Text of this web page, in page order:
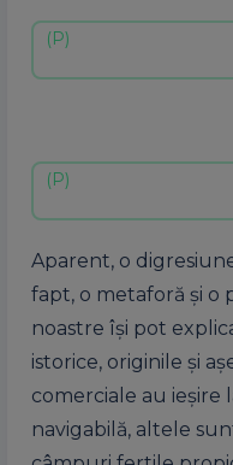
Aparent, o
fapt, o metaforă şi o
noastre îşi pot
istorice, originile şi
comerciale au ieşire
navigabilă, altele